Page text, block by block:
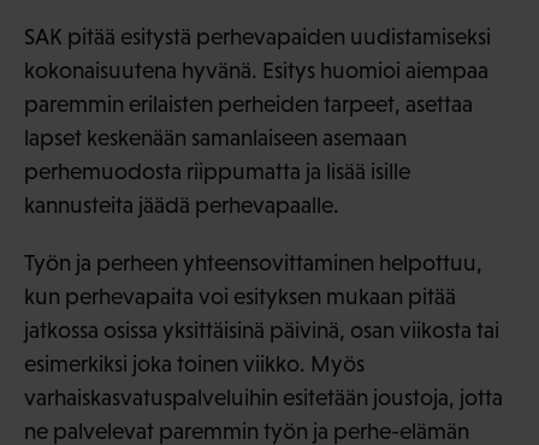
SAK pitää esitystä perhevapaiden uudistamiseksi
kokonaisuutena hyvänä. Esitys huomioi aiempaa
paremmin erilaisten perheiden tarpeet, asettaa
lapset keskenään samanlaiseen asemaan
perhemuodosta riippumatta ja lisää isille
kannusteita jäädä perhevapaalle.
Työn ja perheen yhteensovittaminen helpottuu,
kun perhevapaita voi esityksen mukaan pitää
jatkossa osissa yksittäisinä päivinä, osan viikosta tai
esimerkiksi joka toinen viikko. Myös
varhaiskasvatuspalveluihin esitetään joustoja, jotta
ne palvelevat paremmin työn ja perhe-elämän